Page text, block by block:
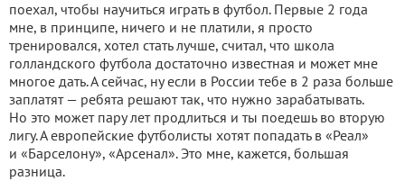
поехал, чтобы научиться играть в футбол. Первые 2 года
мне, в принципе, ничего и не платили, я просто
тренировался, хотел стать лучше, считал, что школа
голландского футбола достаточно известная и может мне
многое дать. А сейчас, ну если в России тебе в 2 раза больше
заплатят — ребята решают так, что нужно зарабатывать.
Но это может пару лет продлиться и ты поедешь во вторую
лигу. А европейские футболисты хотят попадать в «Реал»
и «Барселону», «Арсенал». Это мне, кажется, большая
разница.